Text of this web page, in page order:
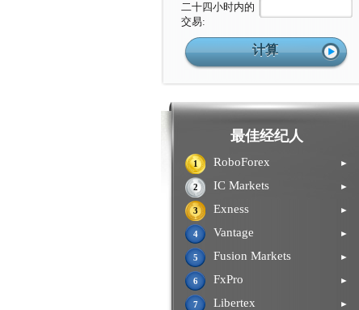
二十四小时内的
交易:
最佳经纪人
1 RoboForex ►
2 IC Markets ►
3 Exness ►
4 Vantage ►
5 Fusion Markets ►
6 FxPro ►
7 Libertex ►